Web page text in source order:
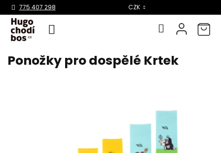
Přejít
775 407 298 CZK
Ponožky pro dospělé Krtek